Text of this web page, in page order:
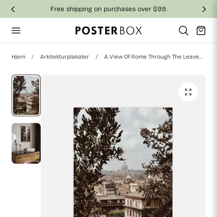
til indhold Free shipping on purchases over $99.
Vogn
Hjem Arkitekturplakater A View Of Rome Through The Leaves Plakat